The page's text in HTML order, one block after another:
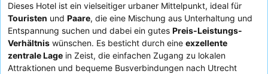
Dieses Hotel ist ein vielseitiger urbaner Mittelpunkt, ideal für
Touristen und Paare, die eine Mischung aus Unterhaltung und
Entspannung suchen und dabei ein gutes Preis-Leistungs-
Verhältnis wünschen. Es besticht durch eine exzellente
zentrale Lage in Zeist, die einfachen Zugang zu lokalen
Attraktionen und bequeme Busverbindungen nach Utrecht